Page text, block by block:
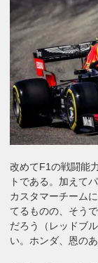
改めてF1の戦闘能
トである。加えて
カスタマーチーム
てるものの、そう
だろう（レッドブ
い。ホンダ、恩の